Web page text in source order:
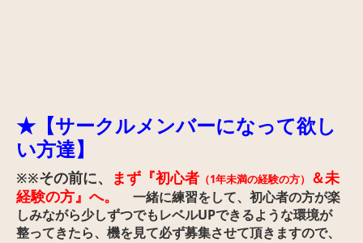
★【サークルメンバーになって欲し
い方達】
※※その前に、 まず『初心者 （1年未満の経験の方）
＆未
経験の方』へ。 一緒に練習をして、初心者の方が楽
しみながら少しずつでもレベルUPできるような環境が
整ってきたら、機を見て必ず募集させて頂きますので、